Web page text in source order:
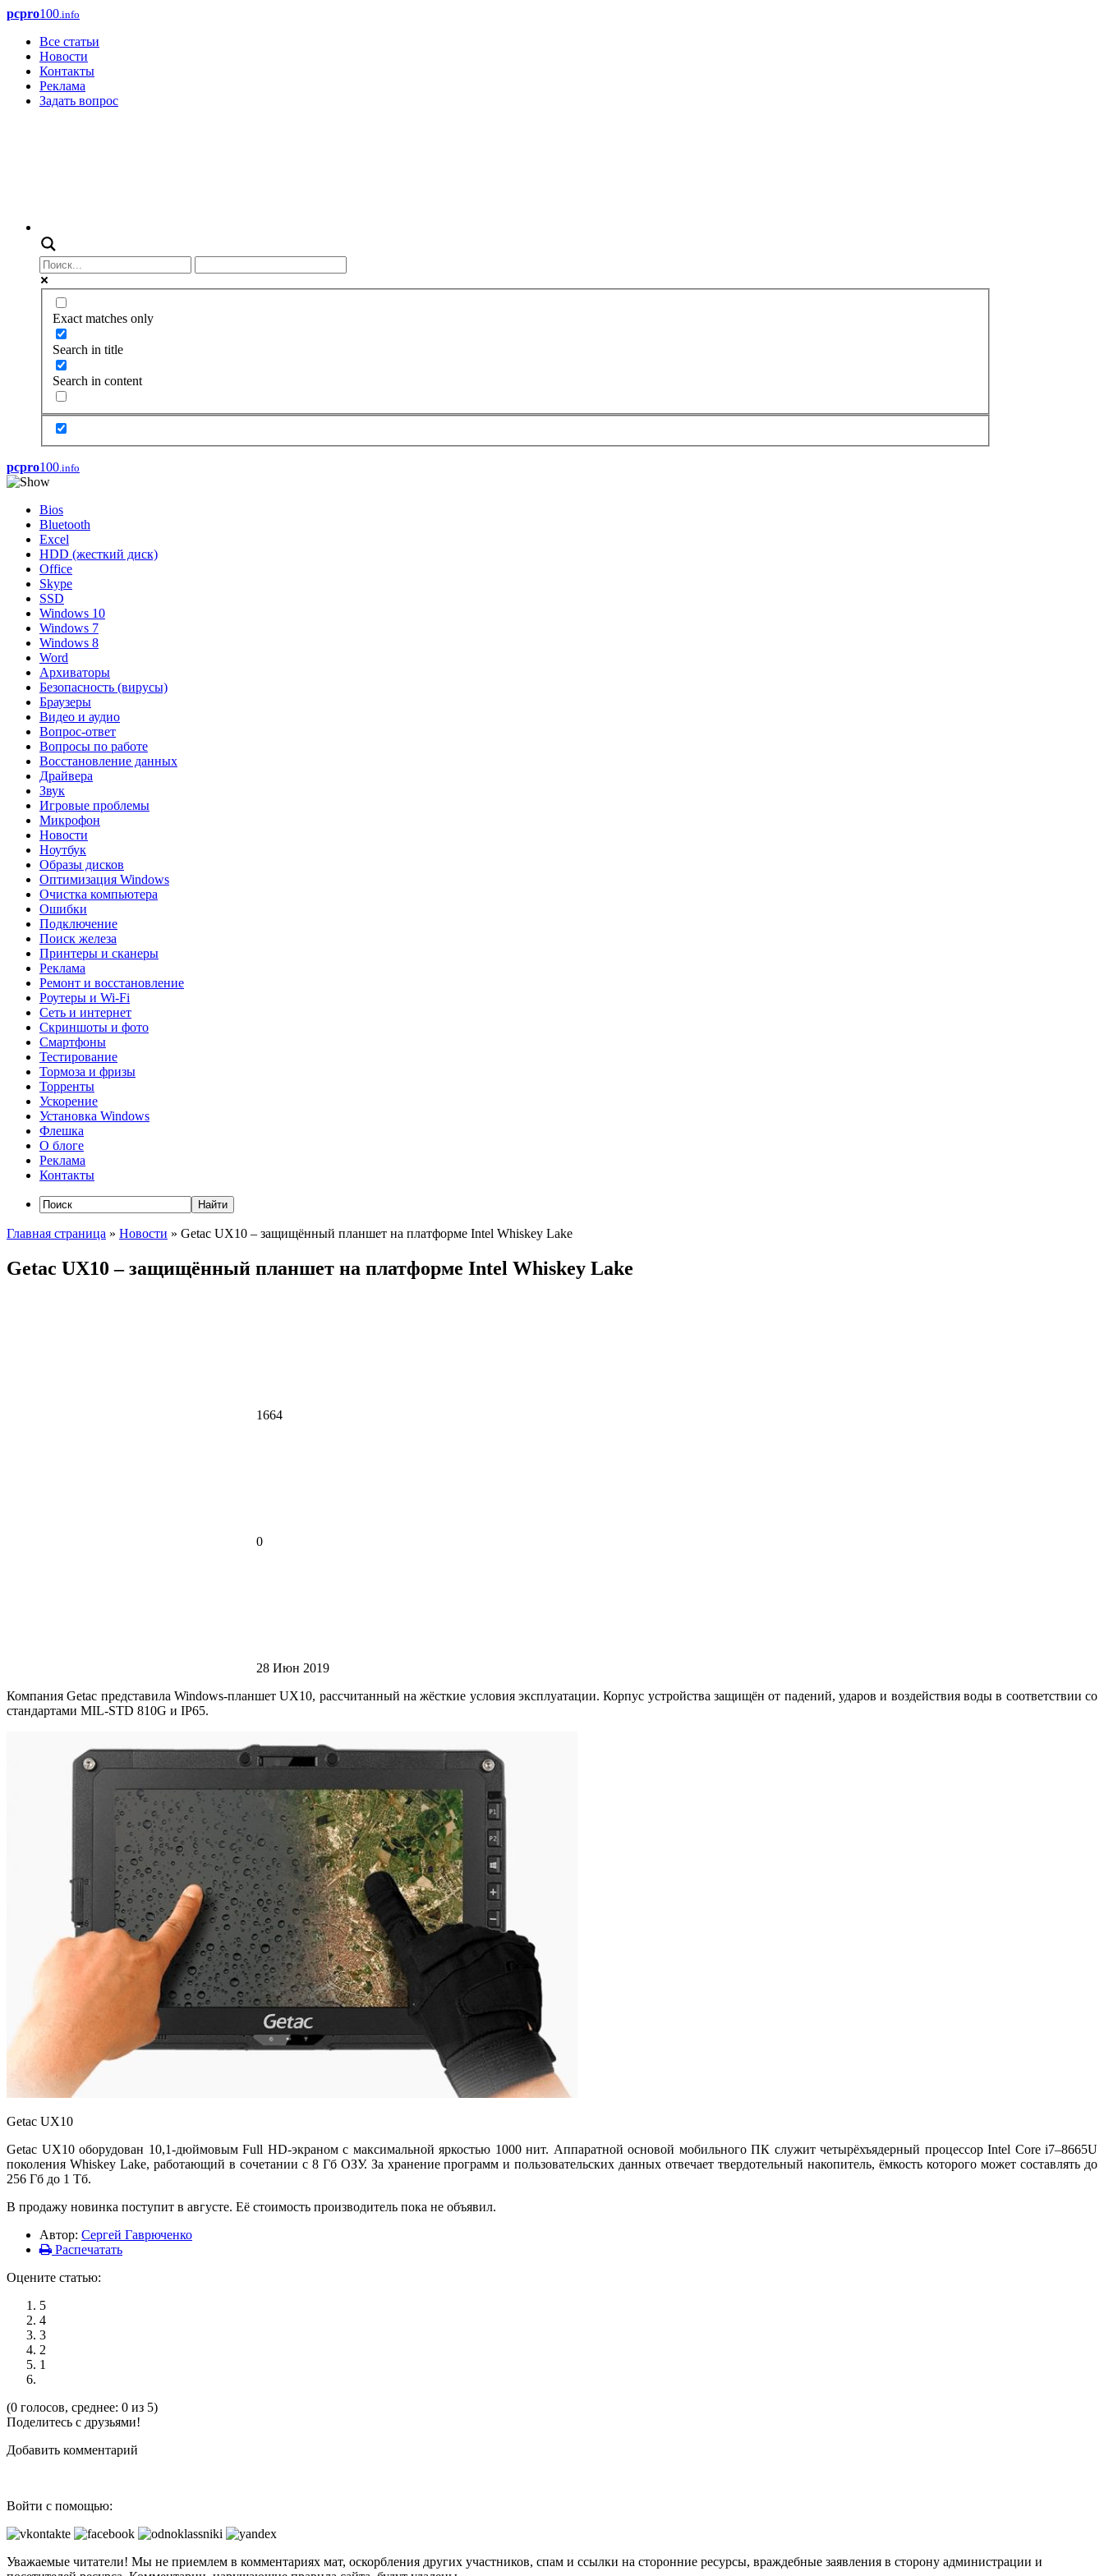
pcpro100.info
Все статьи
Новости
Контакты
Реклама
Задать вопрос
Exact matches only
Search in title
Search in content
pcpro100.info
Bios
Bluetooth
Excel
HDD (жесткий диск)
Office
Skype
SSD
Windows 10
Windows 7
Windows 8
Word
Архиваторы
Безопасность (вирусы)
Браузеры
Видео и аудио
Вопрос-ответ
Вопросы по работе
Восстановление данных
Драйвера
Звук
Игровые проблемы
Микрофон
Новости
Ноутбук
Образы дисков
Оптимизация Windows
Очистка компьютера
Ошибки
Подключение
Поиск железа
Принтеры и сканеры
Реклама
Ремонт и восстановление
Роутеры и Wi-Fi
Сеть и интернет
Скриншоты и фото
Смартфоны
Тестирование
Тормоза и фризы
Торренты
Ускорение
Установка Windows
Флешка
О блоге
Реклама
Контакты
Главная страница » Новости » Getac UX10 – защищённый планшет на платформе Intel Whiskey Lake
Getac UX10 – защищённый планшет на платформе Intel Whiskey Lake
1664
0
28 Июн 2019
Компания Getac представила Windows-планшет UX10, рассчитанный на жёсткие условия эксплуатации. Корпус устройства защищён от падений, ударов и воздействия воды в соответствии со
стандартами MIL-STD 810G и IP65.
Getac UX10
Getac UX10 оборудован 10,1-дюймовым Full HD-экраном с максимальной яркостью 1000 нит. Аппаратной основой мобильного ПК служит четырёхъядерный процессор Intel Core i7–8665U
поколения Whiskey Lake, работающий в сочетании с 8 Гб ОЗУ. За хранение программ и пользовательских данных отвечает твердотельный накопитель, ёмкость которого может составлять до
256 Гб до 1 Тб.
В продажу новинка поступит в августе. Её стоимость производитель пока не объявил.
Автор: Сергей Гаврюченко
Распечатать
Оцените статью:
5
4
3
2
1
(0 голосов, среднее: 0 из 5)
Поделитесь с друзьями!
Добавить комментарий
Войти с помощью:
Уважаемые читатели! Мы не приемлем в комментариях мат, оскорбления других участников, спам и ссылки на сторонние ресурсы, враждебные заявления в сторону администрации и